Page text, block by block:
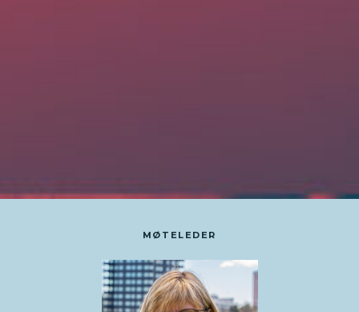
MØTELEDER